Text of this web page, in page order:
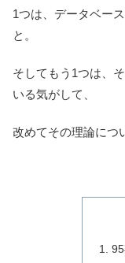
1つは、データベー
と。
そしてもう1つは、
いる気がして、
改めてその理論につ